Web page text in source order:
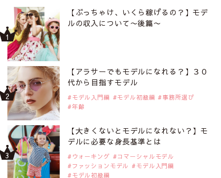
【ぶっちゃけ、いくら稼げるの？】モデ
ルの収入について〜後篇〜
【アラサーでもモデルになれる？】３０
代から目指すモデル
モデル入門編 モデル初級編
事務所選び
年齢
【大きくないとモデルになれない？】モ
デルに必要な身長基準とは
ウォーキング
コマーシャルモデル
ファッションモデル
モデル入門編
モデル初級編